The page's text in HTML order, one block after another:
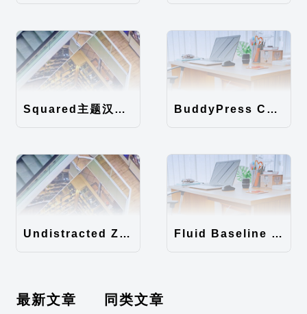
Squared主题汉化包 BuddyPress Colours主题汉化包
Undistracted Zen主题汉化包 Fluid Baseline Grid主题汉化包
最新文章 同类文章